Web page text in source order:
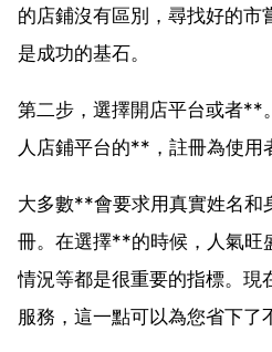
的店鋪沒有區別，尋找好的市
是成功的基石。
第二步，選擇開店平台或者**
人店鋪平台的**，註冊為使用
大多數**會要求用真實姓名和
冊。在選擇**的時候，人氣旺
情況等都是很重要的指標。現
服務，這一點可以為您省下了